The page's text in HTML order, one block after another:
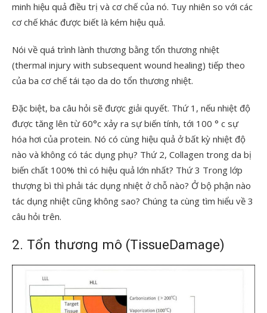
minh hiệu quả điều trị và cơ chế của nó. Tuy nhiên so với các
cơ chế khác được biết là kém hiệu quả.
Nói về quá trình lành thương bằng tổn thương nhiệt
(thermal injury with subsequent wound healing) tiếp theo
của ba cơ chế tái tạo da do tổn thương nhiệt.
Đặc biệt, ba câu hỏi sẽ được giải quyết. Thứ 1, nếu nhiệt độ
được tăng lên từ 60°c xảy ra sự biến tính, tới 100 ° c sự
hóa hơi của protein. Nó có cùng hiệu quả ở bất kỳ nhiệt độ
nào và không có tác dụng phụ? Thứ 2, Collagen trong da bị
biến chất 100% thì có hiệu quả lớn nhất? Thứ 3 Trong lớp
thượng bì thì phải tác dụng nhiệt ở chỗ nào? Ở bộ phận nào
tác dụng nhiệt cũng không sao? Chúng ta cùng tìm hiểu về 3
câu hỏi trên.
2. Tổn thương mô (TissueDamage)